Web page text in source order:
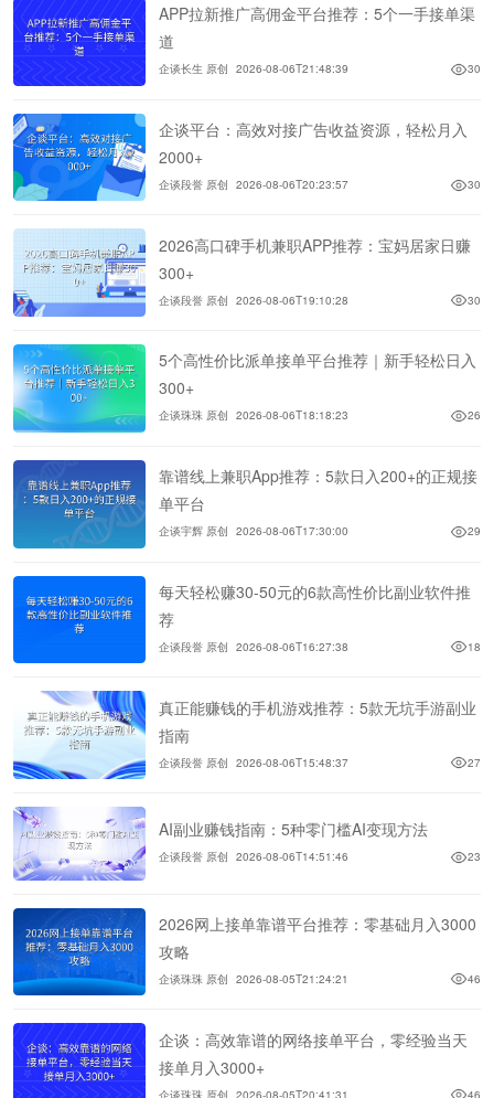
APP拉新推广高佣金平台推荐：5个一手接单渠
道
企谈长生 原创 2026-08-06T21:48:39 30
企谈平台：高效对接广告收益资源，轻松月入
2000+
企谈段誉 原创 2026-08-06T20:23:57 30
2026高口碑手机兼职APP推荐：宝妈居家日赚
300+
企谈段誉 原创 2026-08-06T19:10:28 30
5个高性价比派单接单平台推荐｜新手轻松日入
300+
企谈珠珠 原创 2026-08-06T18:18:23 26
靠谱线上兼职App推荐：5款日入200+的正规接
单平台
企谈宇辉 原创 2026-08-06T17:30:00 29
每天轻松赚30-50元的6款高性价比副业软件推
荐
企谈段誉 原创 2026-08-06T16:27:38 18
真正能赚钱的手机游戏推荐：5款无坑手游副业
指南
企谈段誉 原创 2026-08-06T15:48:37 27
AI副业赚钱指南：5种零门槛AI变现方法
企谈段誉 原创 2026-08-06T14:51:46 23
2026网上接单靠谱平台推荐：零基础月入3000
攻略
企谈珠珠 原创 2026-08-05T21:24:21 46
企谈：高效靠谱的网络接单平台，零经验当天
接单月入3000+
企谈珠珠 原创 2026-08-05T20:41:31 46